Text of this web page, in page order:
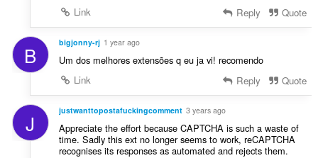
ジ
ン
ィ
ビ
Link
Reply Quote
B bigjonny-rj 1 year ago
Um dos melhores extensões q eu ja vi! recomendo
Link
Reply Quote
J justwanttopostafuckingcomment 3 years ago
Appreciate the effort because CAPTCHA is such a waste of
time. Sadly this ext no longer seems to work, reCAPTCHA
recognises its responses as automated and rejects them.